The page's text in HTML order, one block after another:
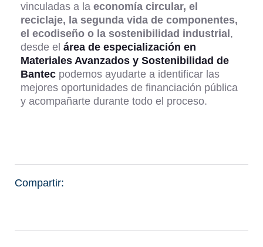
vinculadas a la economía circular, el
reciclaje, la segunda vida de componentes,
el ecodiseño o la sostenibilidad industrial ,
desde el área de especialización en
Materiales Avanzados y Sostenibilidad de
Bantec podemos ayudarte a identificar las
mejores oportunidades de financiación pública
y acompañarte durante todo el proceso.
Compartir: